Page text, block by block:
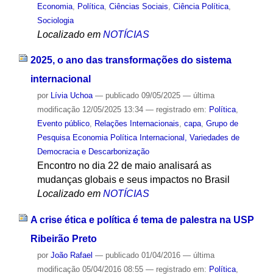
Economia, Política, Ciências Sociais Ciência Política,
Sociologia
Localizado em NOTÍCIAS
2025, o ano das transformações do sistema
internacional
por Lívia Uchoa — publicado09/05/2025 — última
modificação12/05/2025 13:34 — registrado em: Política,
Evento público, Relações Internacionais, capa, Grupo de
Pesquisa Economia Política Internacional, Variedades de
Democracia e Descarbonização
Encontro no dia 22 de maio analisará as
mudanças globais e seus impactos no Brasil
Localizado em NOTÍCIAS
A crise ética e política é tema de palestra na USP
Ribeirão Preto
por João Rafael — publicado01/04/2016 — última
modificação05/04/2016 08:55 — registrado em: Política,